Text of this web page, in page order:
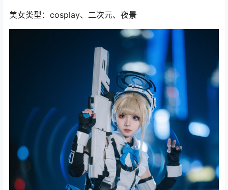
美女类型：cosplay、二次元、夜景